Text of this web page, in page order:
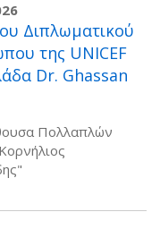
Διπλωματικού
της UNICEF
Dr. Ghassan
Πολλαπλών